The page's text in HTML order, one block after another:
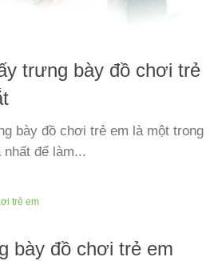
trưng bày đồ chơi trẻ
bày đồ chơi trẻ em là một trong
nhất để làm...
bày đồ chơi trẻ em